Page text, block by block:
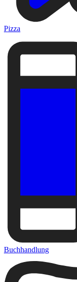
Pizza
Buchhandlung